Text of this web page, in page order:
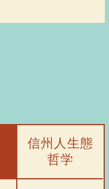
信州人生態
哲学